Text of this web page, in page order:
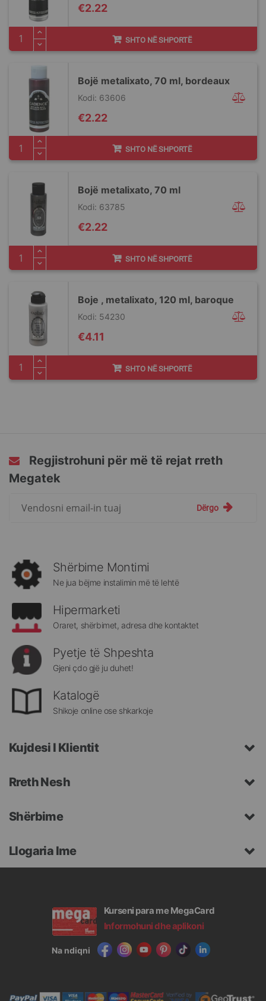
€2.22
SHTO NË SHPORTË
Bojë metalixato, 70 ml, bordeaux
Kodi: 63606
€2.22
SHTO NË SHPORTË
Bojë metalixato, 70 ml
Kodi: 63785
€2.22
SHTO NË SHPORTË
Boje , metalixato, 120 ml, baroque
Kodi: 54230
€4.11
SHTO NË SHPORTË
Regjistrohuni për më të rejat rreth
Megatek
rreth
Megatek:
Dërgo
Shërbime Montimi
Ne jua bëjme instalimin më të lehtë
Hipermarketi
Oraret, shërbimet, adresa dhe kontaktet
Pyetje të Shpeshta
Gjeni çdo gjë ju duhet!
Katalogë
Shikoje online ose shkarkoje
Kujdesi I Klientit
Rreth Nesh
Shërbime
Llogaria Ime
Kurseni para me MegaCard
Informohuni dhe aplikoni
Na ndiqni